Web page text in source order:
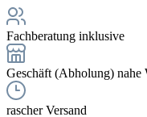
Fachberatung inklusive
Geschäft (Abholung) nahe
rascher Versand